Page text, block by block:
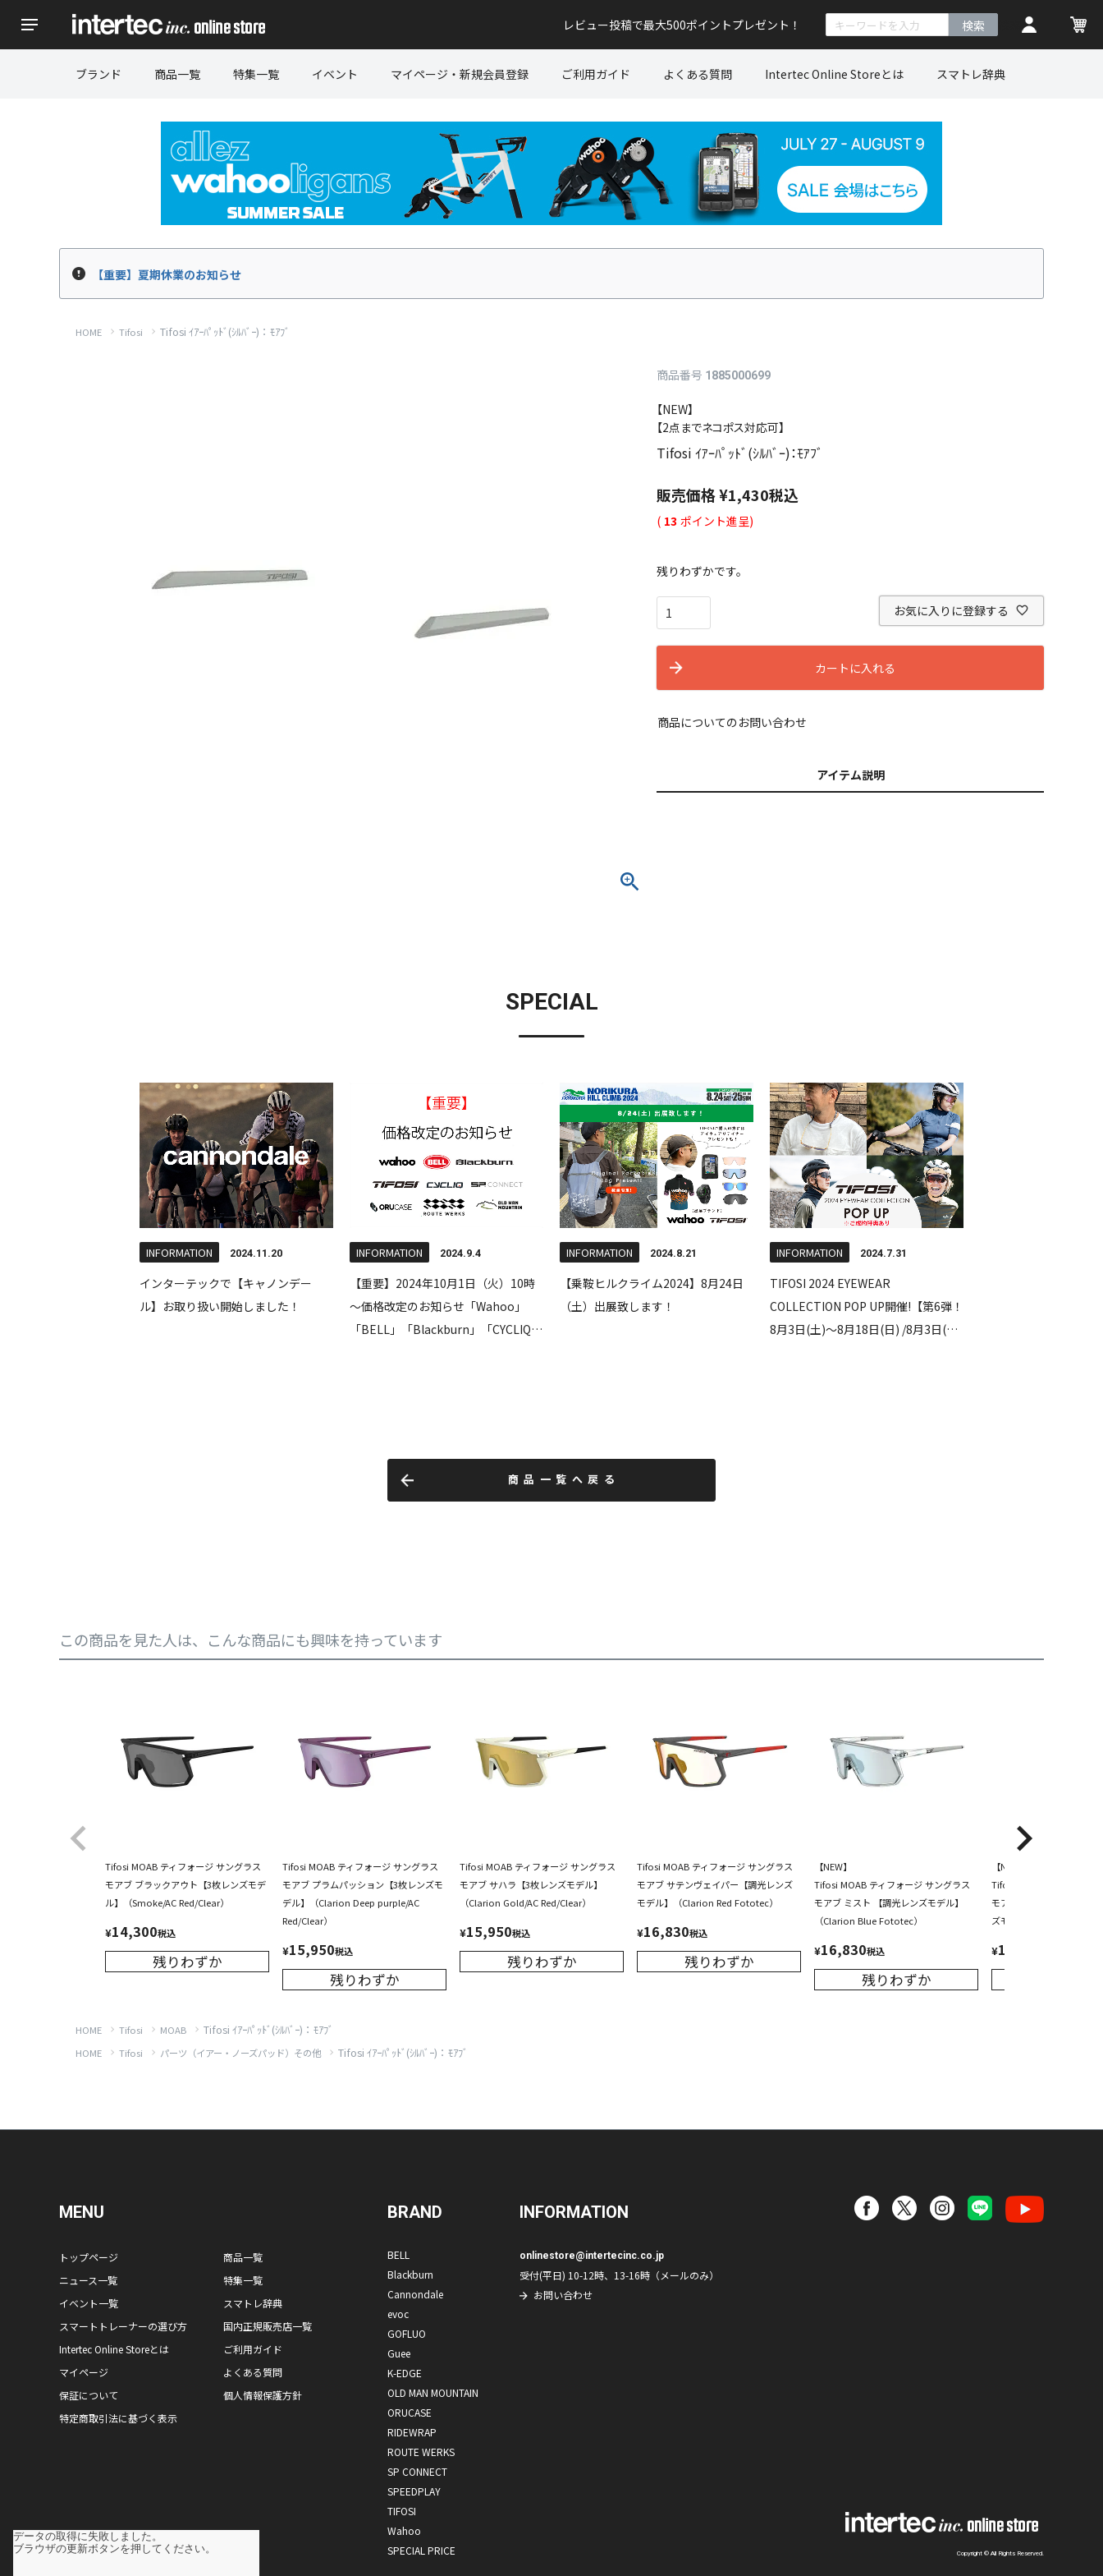
レビュー投稿で最大500ポイントプレゼント！
ブランド 商品一覧 特集一覧 イベント マイページ・新規会員登録 ご利用ガイド よくある質問 Intertec Online Storeとは スマトレ辞典
【重要】夏期休業のお知らせ
HOME Tifosi Tifosi ｲｱｰﾊﾟｯﾄﾞ(ｼﾙﾊﾞｰ)：ﾓｱﾌﾞ
商品番号 1885000699
【NEW】
【2点までネコポス対応可】
Tifosi ｲｱｰﾊﾟｯﾄﾞ(ｼﾙﾊﾞｰ)：ﾓｱﾌﾞ
販売価格¥1,430税込
( 13 ポイント進呈)
残りわずかです。
お気に入りに登録する
カートに入れる
商品についてのお問い合わせ
アイテム説明
SPECIAL
商品一覧へ戻る
この商品を見た人は、こんな商品にも興味を持っています
Tifosi MOAB ティフォージ サングラス
モアブ ブラックアウト【3枚レンズモデ
ル】（Smoke/AC Red/Clear）
¥14,300税込
残りわずか
Tifosi MOAB ティフォージ サングラス
モアブ プラムパッション【3枚レンズモ
デル】（Clarion Deep purple/AC
Red/Clear）
¥15,950税込
残りわずか
Tifosi MOAB ティフォージ サングラス
モアブ サハラ【3枚レンズモデル】
（Clarion Gold/AC Red/Clear）
¥15,950税込
残りわずか
Tifosi MOAB ティフォージ サングラス
モアブ サテンヴェイパー【調光レンズ
モデル】（Clarion Red Fototec）
¥16,830税込
残りわずか
【NEW】
Tifosi MOAB ティフォージ サングラス
モアブ ミスト 【調光レンズモデル】
（Clarion Blue Fototec）
¥16,830税込
残りわずか
【NEW】
Tifosi MOAB ティフォージ
モアブ フォレストベイパ
ズモデル】（Clarion
¥16,830
HOME Tifosi MOAB Tifosi ｲｱｰﾊﾟｯﾄﾞ(ｼﾙﾊﾞｰ)：ﾓｱﾌﾞ
HOME Tifosi パーツ（イアー・ノーズパッド）その他 Tifosi ｲｱｰﾊﾟｯﾄﾞ(ｼﾙﾊﾞｰ)：ﾓｱﾌﾞ
MENU
トップページ
商品一覧
ニュース一覧
特集一覧
イベント一覧
スマトレ辞典
スマートトレーナーの選び方
国内正規販売店一覧
Intertec Online Storeとは
ご利用ガイド
マイページ
よくある質問
保証について
個人情報保護方針
特定商取引法に基づく表示
BRAND
BELL
Blackburn
Cannondale
evoc
GOFLUO
Guee
K-EDGE
OLD MAN MOUNTAIN
ORUCASE
RIDEWRAP
ROUTE WERKS
SP CONNECT
SPEEDPLAY
TIFOSI
Wahoo
SPECIAL PRICE
INFORMATION
onlinestore@intertecinc.co.jp
受付(平日) 10-12時、13-16時（メールのみ）
お問い合わせ
Copyright © All Rights Reserved.